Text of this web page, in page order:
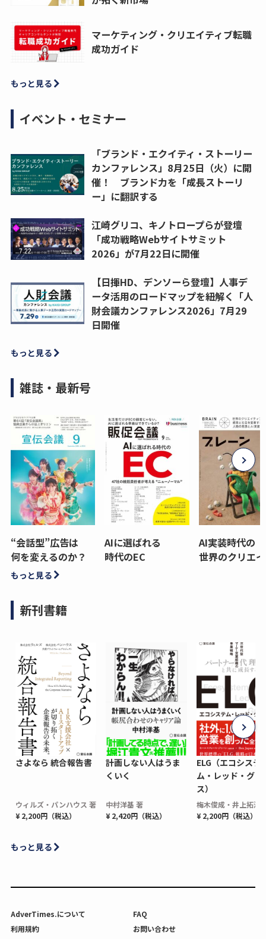
マーケティング・クリエイティブ転職
成功ガイド
もっと見る
イベント・セミナー
「ブランド・エクイティ・ストーリー
カンファレンス」8月25日（火）に開
催！ ブランド力を「成長ストーリ
ー」に翻訳する
江崎グリコ、キノトロープらが登壇
「成功戦略Webサイトサミット
2026」が7月22日に開催
【日揮HD、デンソーら登壇】人事デ
ータ活用のロードマップを紐解く「人
財会議カンファレンス2026」7月29
日開催
もっと見る
雑誌・最新号
“会話型”広告は
何を変えるのか？
AIに選ばれる
時代のEC
AI実装時代の
世界のクリエ
もっと見る
新刊書籍
さよなら 統合報告書
ウィルズ・パンハウス 著
¥ 2,200円（税込）
計画しない人はうま
くいく
中村洋基 著
¥ 2,420円（税込）
ELG（エコシステ
ム・レッド・グロ
ス）
梅木俊成・井上拓海
¥ 2,200円（税込）
もっと見る
AdverTimes.について
FAQ
利用規約
お問い合わせ